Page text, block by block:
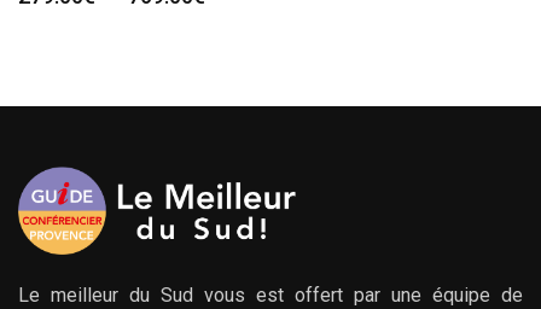
à
Le meilleur du Sud vous est offert par une équipe de